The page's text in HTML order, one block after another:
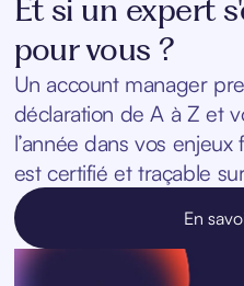
Et si un expert
pour vous ?
Un account manager
déclaration de A à Z et
l’année dans vos
est certifié et traçable
En